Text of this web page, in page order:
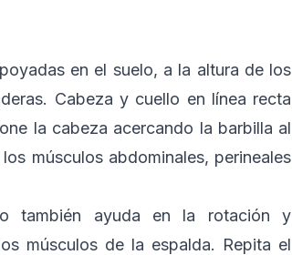
en el suelo, a la altura de los
Cabeza y cuello en línea recta
la cabeza acercando la barbilla al
músculos abdominales, perineales
también ayuda en la rotación y
músculos de la espalda. Repita el